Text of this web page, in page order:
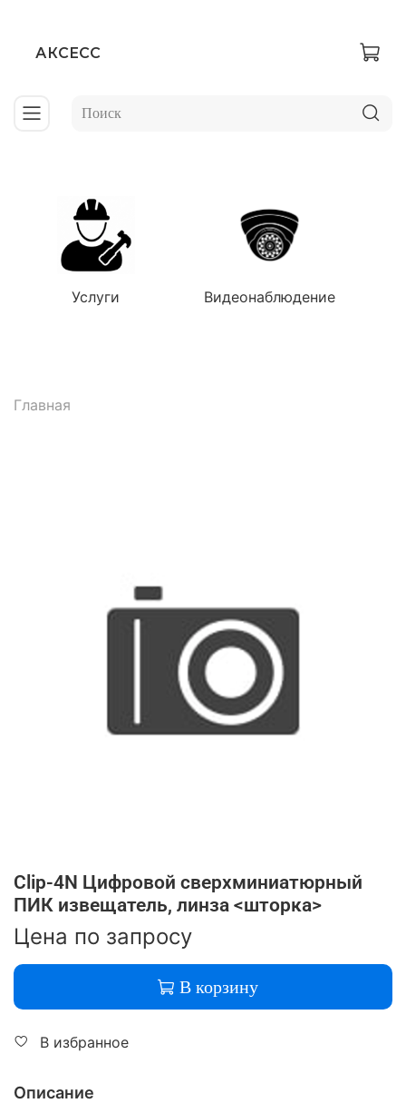
АКСЕСС
Услуги Видеонаблюдение
Главная
Clip-4N Цифровой сверхминиатюрный
ПИК извещатель, линза <шторка>
Цена по запросу
В корзину
В избранное
Описание